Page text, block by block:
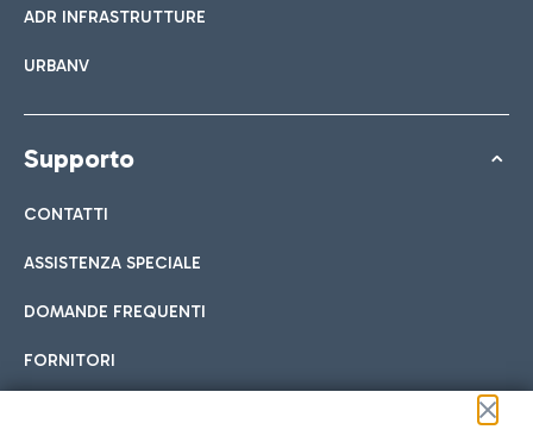
ADR INFRASTRUTTURE
URBANV
Supporto
CONTATTI
ASSISTENZA SPECIALE
DOMANDE FREQUENTI
FORNITORI